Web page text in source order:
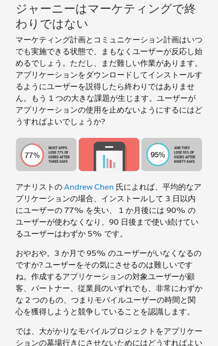
ジャーニーはマーケティングで終
わりではない
マーケティング計画とコミュニケーション計画はいつ
でも実施できる状態で、まもなくユーザーが反応し始
めるでしょう。ただし、まだ難しい作業があります。
アプリケーションをダウンロードしてインストールす
るようにユーザーを説得したら終わりではありませ
ん。もう 1 つの大きな課題が生じます。ユーザーが
アプリケーションの使用を止めないようにするにはど
うすればよいでしょうか?
アナリストのAndrew Chen 氏によれば、平均的なア
プリケーションの場合、インストールして 3 日以内
にユーザーの 77% を失い、 1 か月後には 90% の
ユーザーが使わなくなり、90 日後まで使い続けてい
るユーザーはわずか 5% です。
おやおや。3 か月で 95% のユーザーがいなくなるの
ですか? ユーザーをその気にさせるのは難しいです
ね。作成するアプリケーションの対象ユーザーが顧
客、パートナー、従業員のいずれでも、非常にわずか
な 2 つのもの、つまりモバイルユーザーの時間と関
心を獲得しようと競争していることを認識します。
では、大がかりなモバイルプロジェクトをアプリケー
ションの墓場行きにさせないためにはどうすればよい